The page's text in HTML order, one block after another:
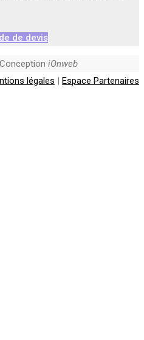
de devis
iOnweb
légales | Espace Partenaires